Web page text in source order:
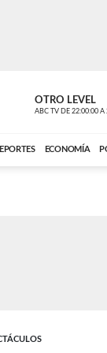
OTRO LEVEL
ABC TV DE 22:00:00 A
ECONOMÍA